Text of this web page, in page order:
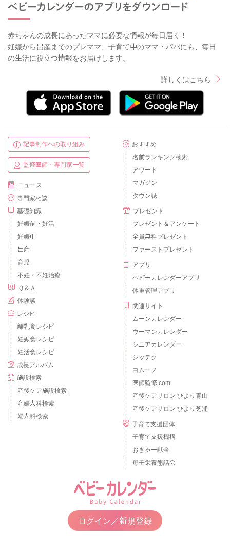
赤ちゃんの成長にあったママに必要な情報が毎日届く！
妊娠から出産までのプレママ、子育て中のママ・パパにも、毎日
の生活に役立つ情報をお届けします。
詳しくはこちら
記事制作への取り組み
監修医師・専門家一覧
ニュース
専門家相談
基礎知識
妊娠前・妊活
妊娠中
出産
育児
不妊・不妊治療
Ｑ＆Ａ
体験談
レシピ
離乳食レシピ
妊娠食レシピ
妊活食レシピ
成長アルバム
施設検索
産後ケア施設検索
産婦人科検索
婦人科検索
おすすめ
名前ランキング検索
アワード
マガジン
タウン誌
プレゼント
プレゼント＆アンケート
全員無料プレゼント
ファーストプレゼント
アプリ
ベビーカレンダーアプリ
体重管理アプリ
関連サイト
ムーンカレンダー
ウーマンカレンダー
シニアカレンダー
シッテク
ヨムーノ
医師監修.com
産後ケアサロン ひより青山
産後ケアサロン ひより芝浦
子育て支援団体
子育て支援機構
おぎゃー献金
母子栄養懇話会
ログイン／新規登録